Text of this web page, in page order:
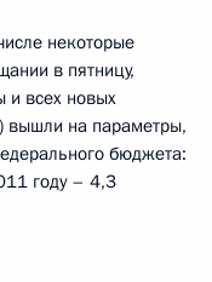
некоторые
в пятницу,
и всех новых
вышли на параметры,
бюджета:
году – 4,3